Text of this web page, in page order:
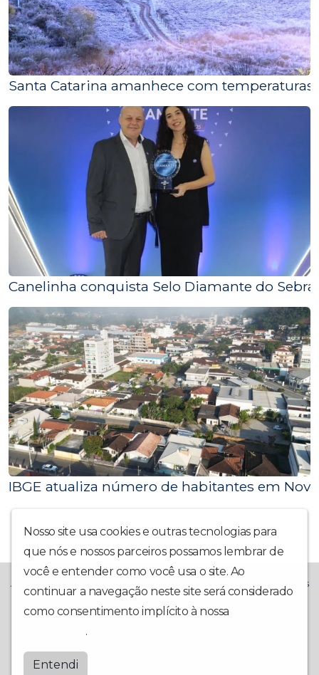
Santa Catarina amanhece com
Canelinha conquista Selo Diamante do
IBGE atualiza número de habitantes em
Nosso site usa cookies e outras tecnologias para
que nós e nossos parceiros possamos lembrar de
você e entender como você usa o site. Ao
continuar a navegação neste site será considerado
como consentimento implícito à nossa
.
Entendi
A Rádio La Prima FM chegou trazendo muito mais alegria! Temos
o compromisso de trazer também: Notícias Locais,
Interatividade, Música Boa, Participação da Comunidade e Boa